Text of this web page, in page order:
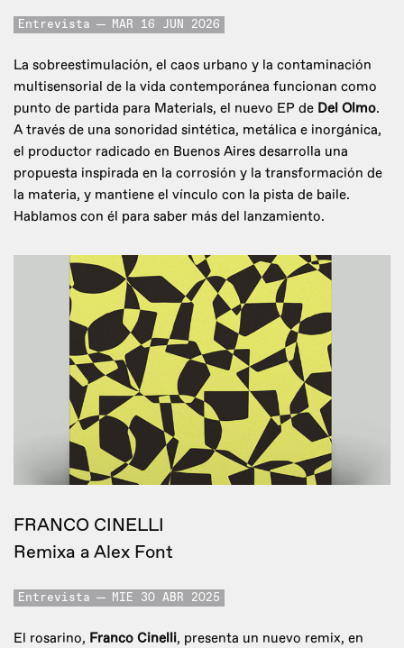
Entrevista MAR 16 JUN 2026
La sobreestimulación, el caos urbano y la contaminación
multisensorial de la vida contemporánea funcionan como
punto de partida para Materials, el nuevo EP de Del Olmo.
A través de una sonoridad sintética, metálica e inorgánica,
el productor radicado en Buenos Aires desarrolla una
propuesta inspirada en la corrosión y la transformación de
la materia, y mantiene el vínculo con la pista de baile.
Hablamos con él para saber más del lanzamiento.
FRANCO CINELLI
Remixa a Alex Font
Entrevista MIE 30 ABR 2025
El rosarino, Franco Cinelli, presenta un nuevo remix, en